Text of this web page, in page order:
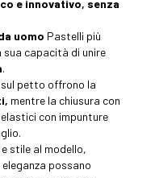
e innovativo, senza
uomo Pastelli più
sua capacità di unire
.
petto offrono la
mentre la chiusura con
con impunture
stile al modello,
possano